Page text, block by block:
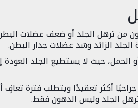
من ترهل الجلد أو ضعف عضلات
الزائد وشد عضلات جدار البطن.
الحمل، حيث لا يستطيع الجلد العودة
أكثر تعقيدًا ويتطلب فترة تعافٍ
الجلد وليس الدهون فقط.